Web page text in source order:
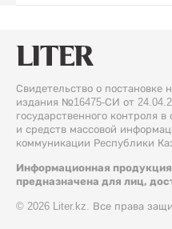
Свидетельство о постановке
издания №16475-СИ от
государственного контроля
и средств массовой
коммуникации Республики
Информационная продукция
предназначена для лиц,
© 2026 Liter.kz. Все права